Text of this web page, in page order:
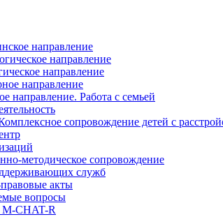
направление
направление
направление
направление
направление. Работа с семьей
сопровождение детей с
методическое сопровождение
служб
акты
вопросы
M-CHAT-R